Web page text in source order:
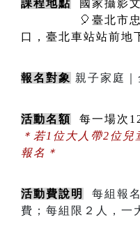
課程地點 國家攝影
🎈臺北市忠孝
口，臺北車站站前地
報名對象 親子家庭
活動名額
＊若1位大人帶2位
報名＊
活動費說明
每組報
費；每組限２人，一